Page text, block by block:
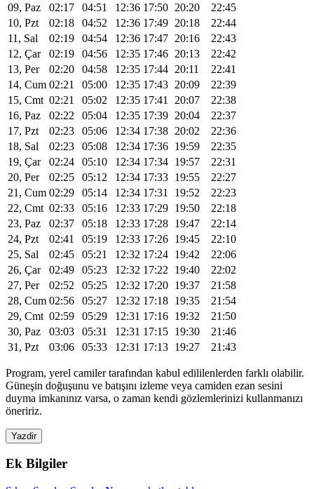
09, Paz
02:17 04:51 12:36 17:50 20:20
22:45
10, Pzt
02:18 04:52 12:36 17:49 20:18
22:44
11, Sal
02:19 04:54 12:36 17:47 20:16
22:43
12, Çar
02:19 04:56 12:35 17:46 20:13
22:42
13, Per
02:20 04:58 12:35 17:44 20:11
22:41
14, Cum 02:21 05:00 12:35 17:43 20:09
22:39
15, Cmt 02:21 05:02 12:35 17:41 20:07
22:38
16, Paz
02:22 05:04 12:35 17:39 20:04
22:37
17, Pzt
02:23 05:06 12:34 17:38 20:02
22:36
18, Sal
02:23 05:08 12:34 17:36 19:59
22:35
19, Çar
02:24 05:10 12:34 17:34 19:57
22:31
20, Per
02:25 05:12 12:34 17:33 19:55
22:27
21, Cum 02:29 05:14 12:34 17:31 19:52
22:23
22, Cmt 02:33 05:16 12:33 17:29 19:50
22:18
23, Paz
02:37 05:18 12:33 17:28 19:47
22:14
24, Pzt
02:41 05:19 12:33 17:26 19:45
22:10
25, Sal
02:45 05:21 12:32 17:24 19:42
22:06
26, Çar
02:49 05:23 12:32 17:22 19:40
22:02
27, Per
02:52 05:25 12:32 17:20 19:37
21:58
28, Cum 02:56 05:27 12:32 17:18 19:35
21:54
29, Cmt 02:59 05:29 12:31 17:16 19:32
21:50
30, Paz
03:03 05:31 12:31 17:15 19:30
21:46
31, Pzt
03:06 05:33 12:31 17:13 19:27 21:43
Program, yerel camiler tarafından kabul edililenlerden farklı olabilir.
Güneşin doğuşunu ve batışını izleme veya camiden ezan sesini
duyma imkanınız varsa, o zaman kendi gözlemlerinizi kullanmanızı
öneririz.
Yazdir
Ek Bilgiler